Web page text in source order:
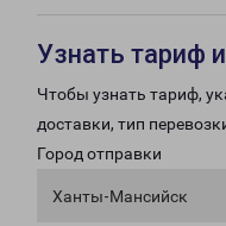
Узнать тариф
Чтобы узнать тариф,
доставки, тип
Город отправки
Ханты-Мансийск